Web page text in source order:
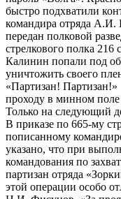
быстро подхватили
командира отряда
передан полковой
стрелкового полка
Калинин попали под
уничтожить своего
«Партизан!
проходу в минном
Только на следующий
В приказе по 665-му
пописанному
указано, что при
командования по
партизан отряда
этой операции особо